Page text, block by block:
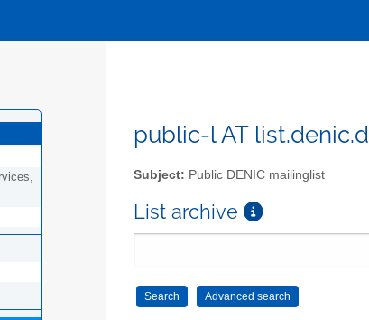
public-l AT
Subject: Public DENIC mailinglist
List archive